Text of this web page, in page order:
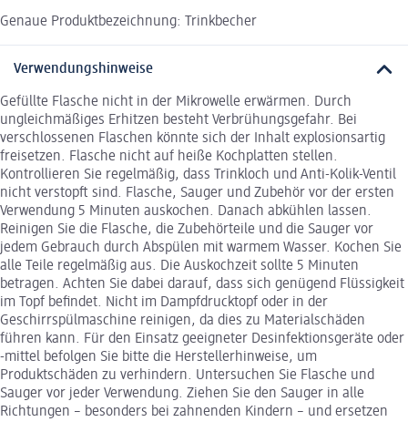
Genaue Produktbezeichnung: Trinkbecher
Verwendungshinweise
Gefüllte Flasche nicht in der Mikrowelle erwärmen. Durch
ungleichmäßiges Erhitzen besteht Verbrühungsgefahr. Bei
verschlossenen Flaschen könnte sich der Inhalt explosionsartig
freisetzen. Flasche nicht auf heiße Kochplatten stellen.
Kontrollieren Sie regelmäßig, dass Trinkloch und Anti-Kolik-Ventil
nicht verstopft sind. Flasche, Sauger und Zubehör vor der ersten
Verwendung 5 Minuten auskochen. Danach abkühlen lassen.
Reinigen Sie die Flasche, die Zubehörteile und die Sauger vor
jedem Gebrauch durch Abspülen mit warmem Wasser. Kochen Sie
alle Teile regelmäßig aus. Die Auskochzeit sollte 5 Minuten
betragen. Achten Sie dabei darauf, dass sich genügend Flüssigkeit
im Topf befindet. Nicht im Dampfdrucktopf oder in der
Geschirrspülmaschine reinigen, da dies zu Materialschäden
führen kann. Für den Einsatz geeigneter Desinfektionsgeräte oder
-mittel befolgen Sie bitte die Herstellerhinweise, um
Produktschäden zu verhindern. Untersuchen Sie Flasche und
Sauger vor jeder Verwendung. Ziehen Sie den Sauger in alle
Richtungen – besonders bei zahnenden Kindern – und ersetzen